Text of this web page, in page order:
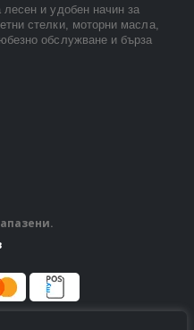
и удобен начин за
стелки, моторни масла,
обслужване и бърза